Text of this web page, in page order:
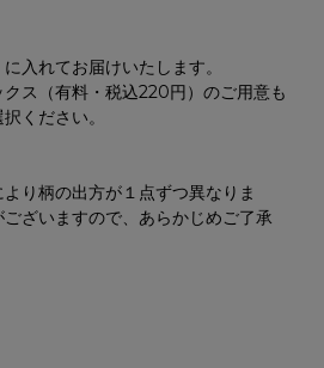
入れてお届けいたします。
ス（有料・税込220円）のご用意も
ください。
り柄の出方が１点ずつ異なりま
ざいますので、あらかじめご了承